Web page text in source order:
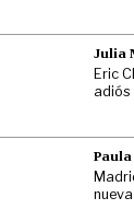
Julia
Eric
adiós